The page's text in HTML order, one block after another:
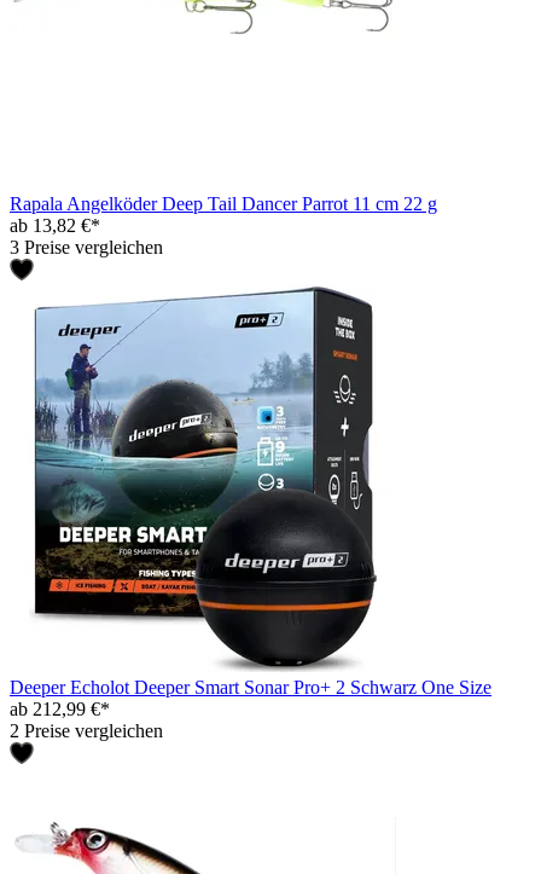
Rapala Angelköder Deep Tail Dancer Parrot 11 cm 22 g
ab 13,82 €*
3 Preise vergleichen
Deeper Echolot Deeper Smart Sonar Pro+ 2 Schwarz One Size
ab 212,99 €*
2 Preise vergleichen